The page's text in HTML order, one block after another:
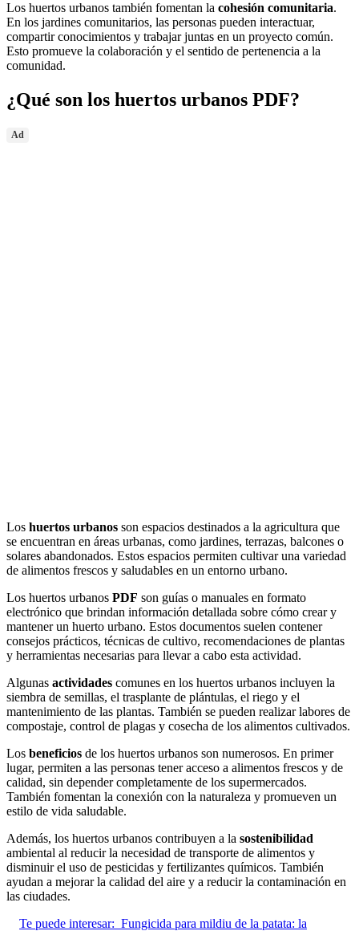
Los huertos urbanos también fomentan la cohesión comunitaria.
En los jardines comunitarios, las personas pueden interactuar,
compartir conocimientos y trabajar juntas en un proyecto común.
Esto promueve la colaboración y el sentido de pertenencia a la
comunidad.
¿Qué son los huertos urbanos PDF?
Ad
Los huertos urbanos son espacios destinados a la agricultura que
se encuentran en áreas urbanas, como jardines, terrazas, balcones o
solares abandonados. Estos espacios permiten cultivar una variedad
de alimentos frescos y saludables en un entorno urbano.
Los huertos urbanos PDF son guías o manuales en formato
electrónico que brindan información detallada sobre cómo crear y
mantener un huerto urbano. Estos documentos suelen contener
consejos prácticos, técnicas de cultivo, recomendaciones de plantas
y herramientas necesarias para llevar a cabo esta actividad.
Algunas actividades comunes en los huertos urbanos incluyen la
siembra de semillas, el trasplante de plántulas, el riego y el
mantenimiento de las plantas. También se pueden realizar labores de
compostaje, control de plagas y cosecha de los alimentos cultivados.
Los beneficios de los huertos urbanos son numerosos. En primer
lugar, permiten a las personas tener acceso a alimentos frescos y de
calidad, sin depender completamente de los supermercados.
También fomentan la conexión con la naturaleza y promueven un
estilo de vida saludable.
Además, los huertos urbanos contribuyen a la sostenibilidad
ambiental al reducir la necesidad de transporte de alimentos y
disminuir el uso de pesticidas y fertilizantes químicos. También
ayudan a mejorar la calidad del aire y a reducir la contaminación en
las ciudades.
Te puede interesar: Fungicida para mildiu de la patata: la